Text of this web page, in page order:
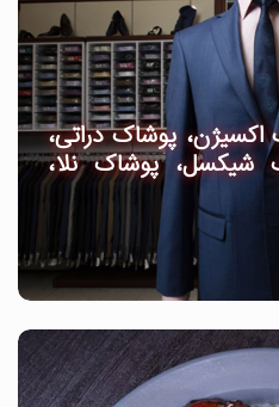
اکسیژن، پوشاک دراتی،
شیکسل، پوشاک نلا،